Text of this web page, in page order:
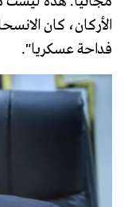
الأركان، كان
فداحة عسكريا".